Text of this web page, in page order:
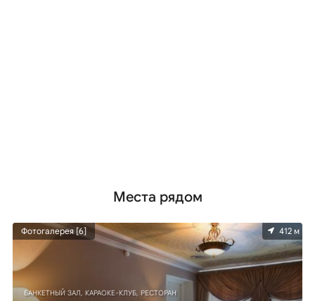
Места рядом
Фотогалерея [6] 412 м
БАНКЕТНЫЙ ЗАЛ, КАРАОКЕ-КЛУБ, РЕСТОРАН